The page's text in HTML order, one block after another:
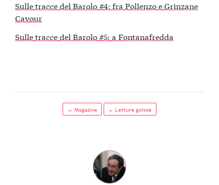
Sulle tracce del Barolo #4: fra Pollenzo e Grinzane
Cavour
Sulle tracce del Barolo #5: a Fontanafredda
← Magazine ← Letture golose